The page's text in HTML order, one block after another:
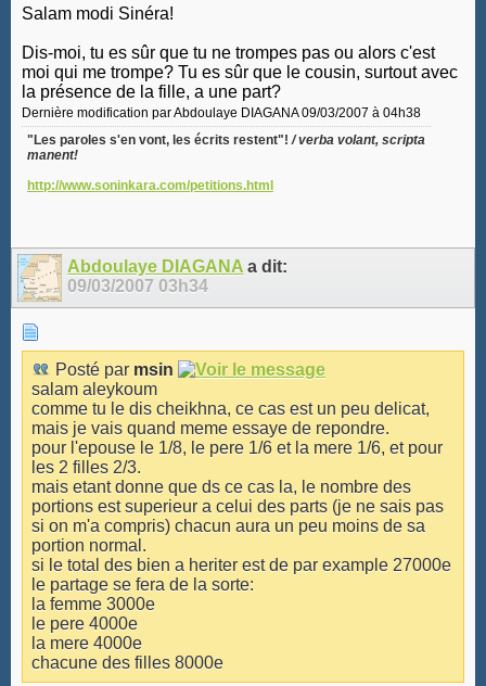
Salam modi Sinéra!
Dis-moi, tu es sûr que tu ne trompes pas ou alors c'est
moi qui me trompe? Tu es sûr que le cousin, surtout avec
la présence de la fille, a une part?
Dernière modification par Abdoulaye DIAGANA 09/03/2007 à 04h38
"Les paroles s'en vont, les écrits restent"! / verba volant, scripta
manent!
http://www.soninkara.com/petitions.html
Abdoulaye DIAGANA a dit:
09/03/2007 03h34
Posté par msin
salam aleykoum
comme tu le dis cheikhna, ce cas est un peu delicat,
mais je vais quand meme essaye de repondre.
pour l'epouse le 1/8, le pere 1/6 et la mere 1/6, et pour
les 2 filles 2/3.
mais etant donne que ds ce cas la, le nombre des
portions est superieur a celui des parts (je ne sais pas
si on m'a compris) chacun aura un peu moins de sa
portion normal.
si le total des bien a heriter est de par example 27000e
le partage se fera de la sorte:
la femme 3000e
le pere 4000e
la mere 4000e
chacune des filles 8000e